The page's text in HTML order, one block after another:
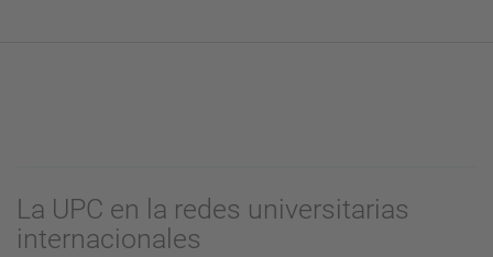
La UPC en la redes universitarias
internacionales